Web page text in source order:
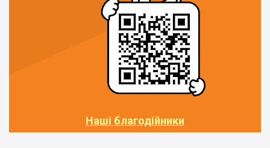
Наші благодійники